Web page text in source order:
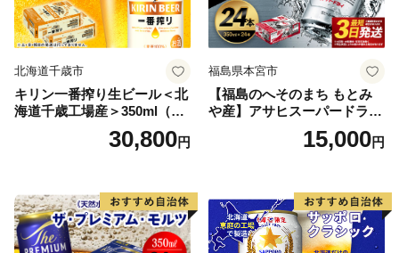
北海道千歳市
キリン一番搾り生ビール＜北
海道千歳工場産＞350ml（24
30,800円
福島県本宮市
【福島のへそのまち もとみ
や産】アサヒスーパードライ
350ml×24本 合計8.4L 1ケー
ス アルコール度数5% 缶ビー
口 送料無料 カメイ 本宮市
【07214-0206】
15,000円